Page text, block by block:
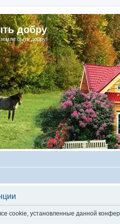
добру
быть добру!
cookie, установленные данной